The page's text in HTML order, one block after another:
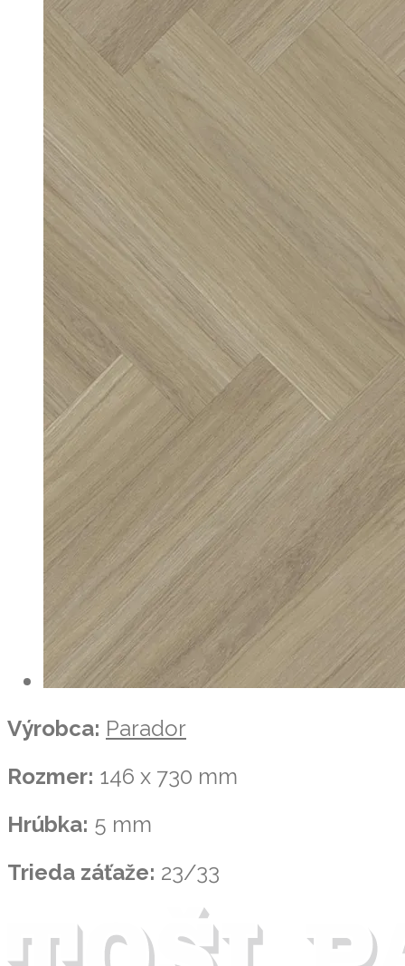
Výrobca: Parador
Rozmer: 146 x 730 mm
Hrúbka: 5 mm
Trieda záťaže: 23/33